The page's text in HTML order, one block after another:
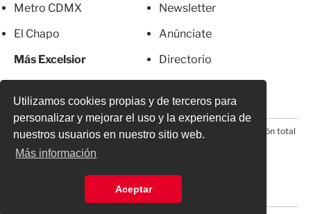
Utilizamos cookies propias y de terceros para
personalizar y mejorar el uso y la experiencia de
nuestros usuarios en nuestro sitio web.
Más información
Aceptar
Metro CDMX
El Chapo
Más Excelsior
Newsletter
Anúnciate
Directorio
© 2026 Todos los derechos reservados. Prohibida la reproducción total
o parcial, incluyendo cualquier medio electrónico*